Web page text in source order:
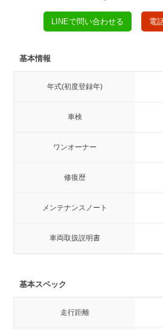
LINEで問い合わせる 電
基本情報
年式(初度登録年)
車検
ワンオーナー
修復歴
メンテナンスノート
車両取扱説明書
基本スペック
走行距離